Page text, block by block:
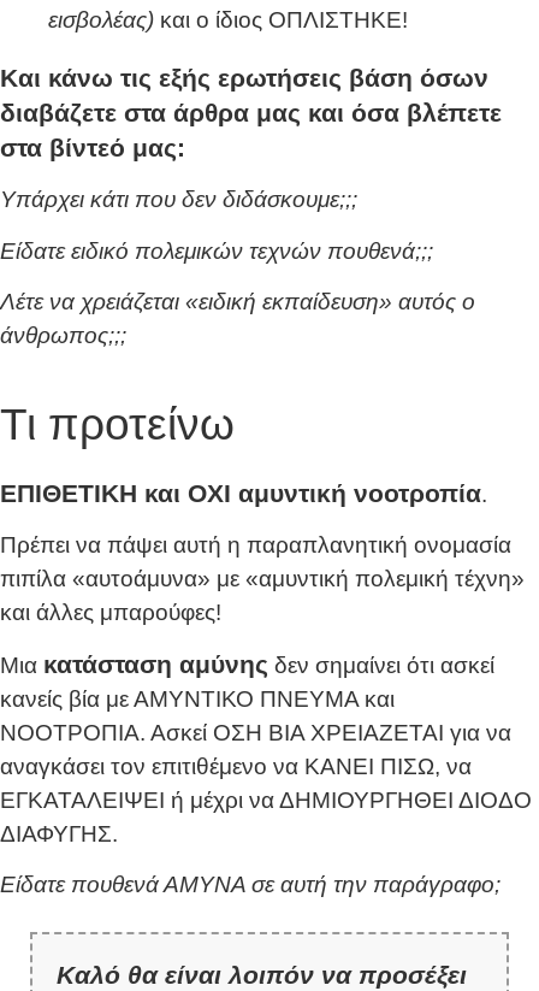
εισβολέας) και ο ίδιος ΟΠΛΙΣΤΗΚΕ!
Και κάνω τις εξής ερωτήσεις βάση όσων
διαβάζετε στα άρθρα μας και όσα βλέπετε
στα βίντεό μας:
Υπάρχει κάτι που δεν διδάσκουμε;;;
Είδατε ειδικό πολεμικών τεχνών πουθενά;;;
Λέτε να χρειάζεται «ειδική εκπαίδευση» αυτός ο
άνθρωπος;;;
Τι προτείνω
ΕΠΙΘΕΤΙΚΗ και ΟΧΙ αμυντική νοοτροπία.
Πρέπει να πάψει αυτή η παραπλανητική ονομασία
πιπίλα «αυτοάμυνα» με «αμυντική πολεμική τέχνη»
και άλλες μπαρούφες!
Μια κατάσταση αμύνης δεν σημαίνει ότι ασκεί
κανείς βία με ΑΜΥΝΤΙΚΟ ΠΝΕΥΜΑ και
ΝΟΟΤΡΟΠΙΑ. Ασκεί ΟΣΗ ΒΙΑ ΧΡΕΙΑΖΕΤΑΙ για να
αναγκάσει τον επιτιθέμενο να ΚΑΝΕΙ ΠΙΣΩ, να
ΕΓΚΑΤΑΛΕΙΨΕΙ ή μέχρι να ΔΗΜΙΟΥΡΓΗΘΕΙ ΔΙΟΔΟ
ΔΙΑΦΥΓΗΣ.
Είδατε πουθενά ΑΜΥΝΑ σε αυτή την παράγραφο;
Καλό θα είναι λοιπόν να προσέξει